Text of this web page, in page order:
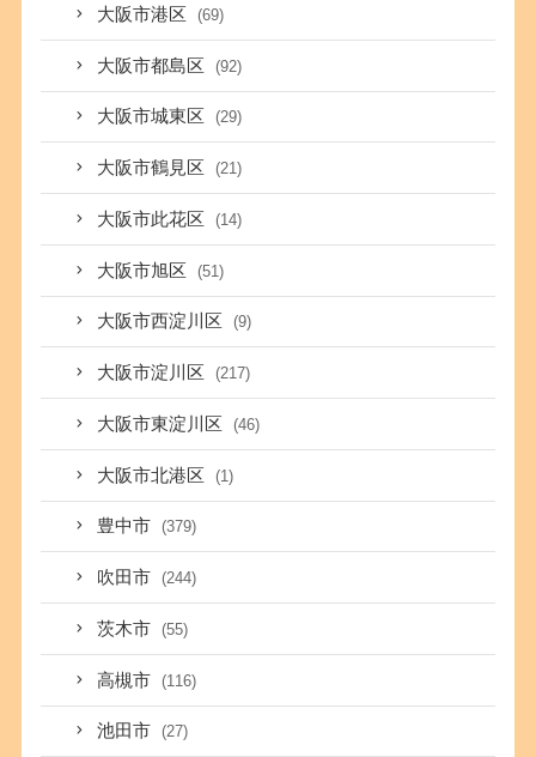
大阪市港区 (69)
大阪市都島区 (92)
大阪市城東区 (29)
大阪市鶴見区 (21)
大阪市此花区 (14)
大阪市旭区 (51)
大阪市西淀川区 (9)
大阪市淀川区 (217)
大阪市東淀川区 (46)
大阪市北港区 (1)
豊中市 (379)
吹田市 (244)
茨木市 (55)
高槻市 (116)
池田市 (27)